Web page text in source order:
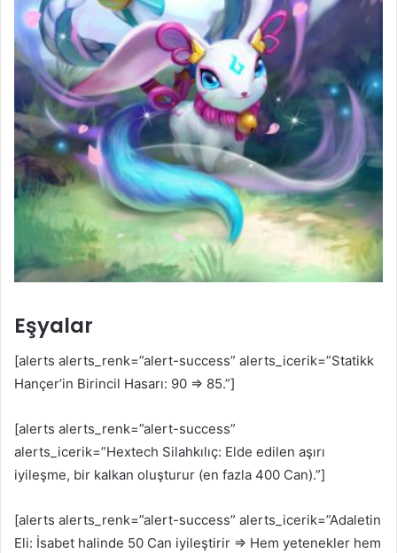
Eşyalar
[alerts alerts_renk=”alert-success” alerts_icerik=”Statikk
Hançer’in Birincil Hasarı: 90 ⇒ 85.”]
[alerts alerts_renk=”alert-success”
alerts_icerik=”Hextech Silahkılıç: Elde edilen aşırı
iyileşme, bir kalkan oluşturur (en fazla 400 Can).”]
[alerts alerts_renk=”alert-success” alerts_icerik=”Adaletin
Eli: İsabet halinde 50 Can iyileştirir ⇒ Hem yetenekler hem